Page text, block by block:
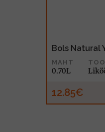
Bols Natural
MAHT
0.70L
12.85€